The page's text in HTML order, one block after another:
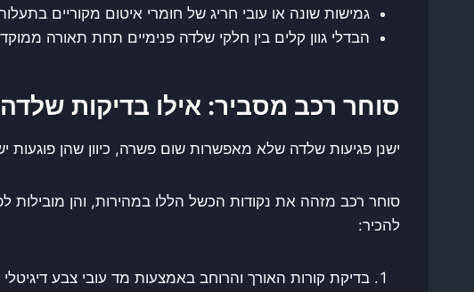
גמישות שונה או עובי חריג של חומרי איטום מקוריים
הבדלי גוון קלים בין חלקי שלדה פנימיים תחת תאורה
סוחר רכב מסביר: אילו בדיקות
ישנן פגיעות שלדה שלא מאפשרות שום פשרה, כיוון שהן
להכיר:
בדיקת קורות האורך והרוחב באמצעות מד עובי צבע